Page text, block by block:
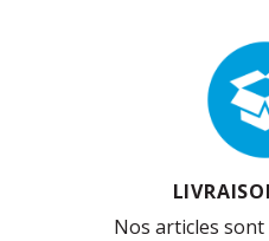
Nos articles sont